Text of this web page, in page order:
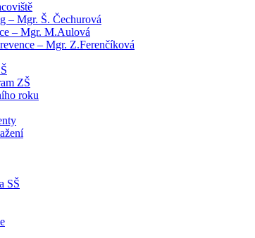
– Mgr. Š. Čechurová
– Mgr. M.Aulová
– Mgr. Z.Ferenčíková
ZŠ
roku
SŠ